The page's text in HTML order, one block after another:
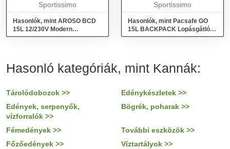
Sportissimo
Hasonlók, mint AROSO BCD
15L 12/230V Modern
hűtőtáska, fehér, méret
Sportissimo
Hasonlók, mint Pacsafe GO
15L BACKPACK Lopásgátló
hátizsák, fekete, méret
Hasonló kategóriák, mint Kannák:
Tárolódobozok >>
Edénykészletek >>
Edények, serpenyők,
vízforralók >>
Bögrék, poharak >>
Fémedények >>
További eszközök >>
Főzőedények >>
Víztartályok >>